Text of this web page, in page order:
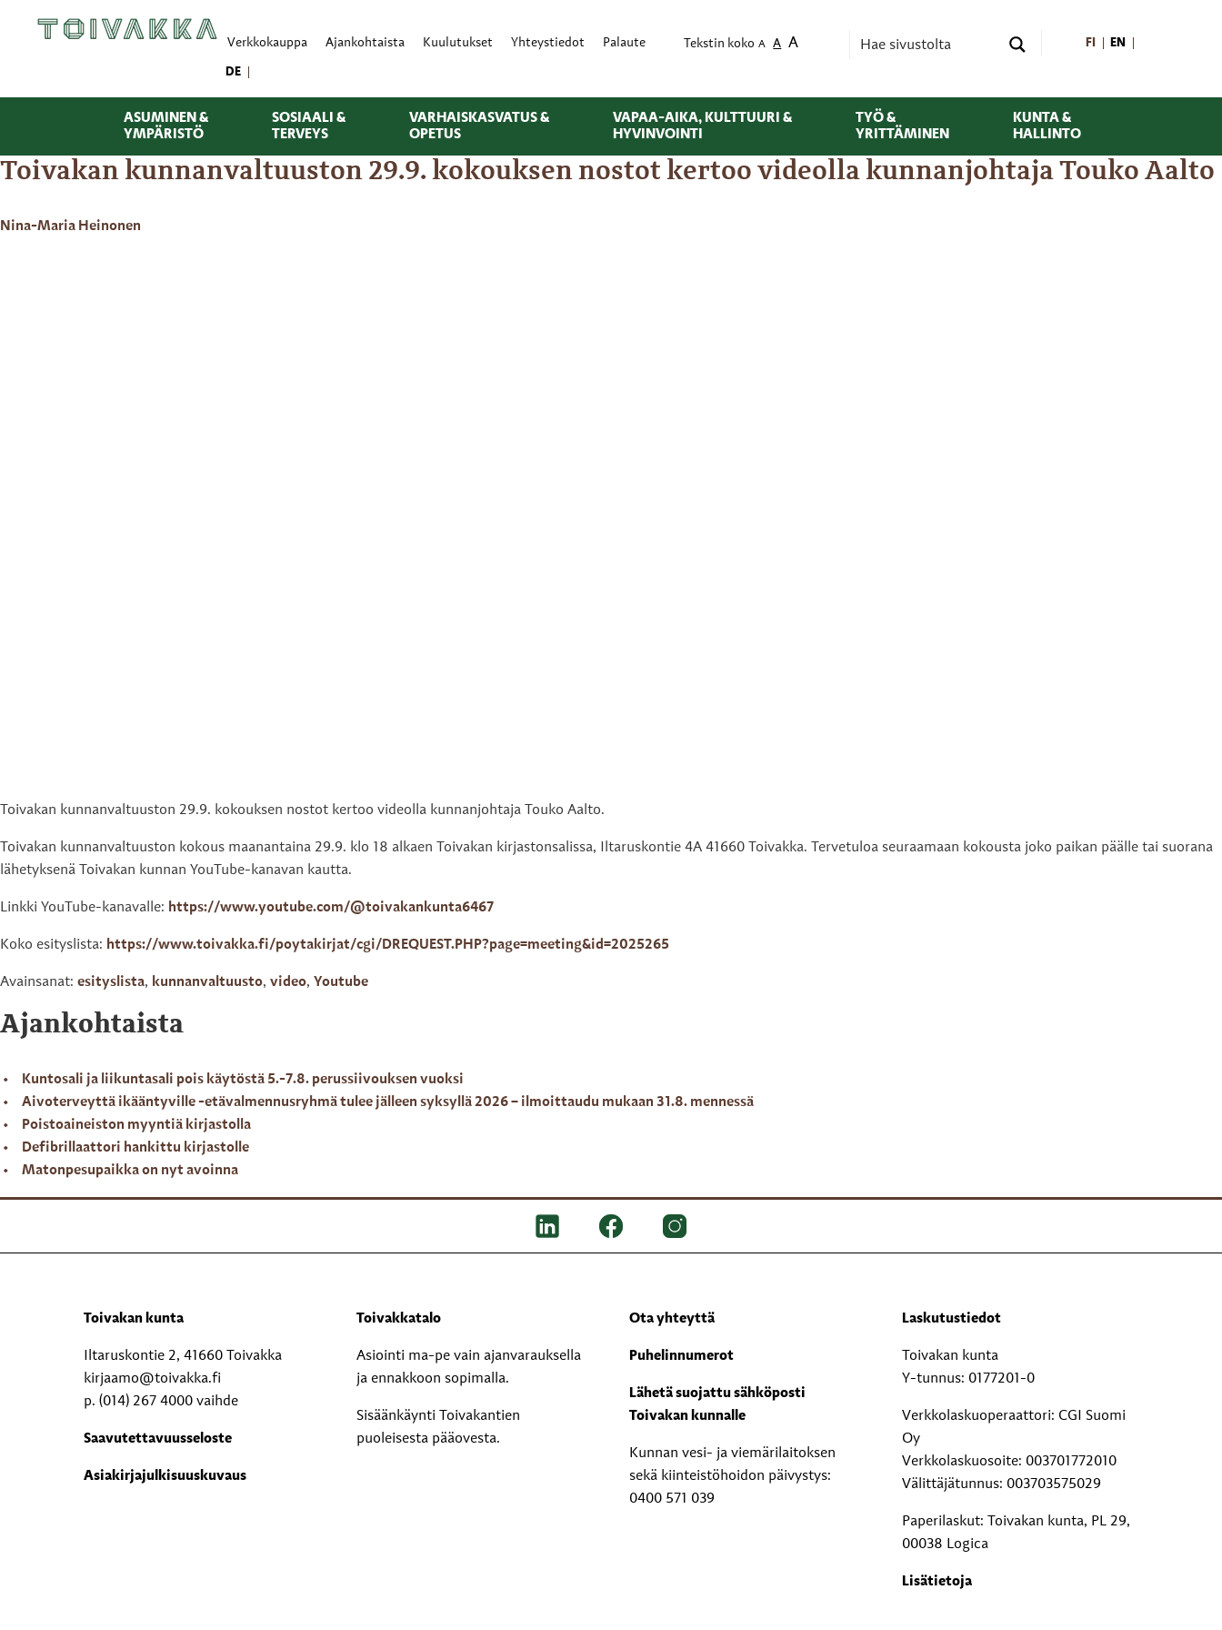
Verkkokauppa Ajankohtaista Kuulutukset Yhteystiedot Palaute Tekstin koko A A A FI EN
DE
ASUMINEN &
YMPÄRISTÖ
SOSIAALI &
TERVEYS
VARHAISKASVATUS &
OPETUS
VAPAA-AIKA, KULTTUURI &
HYVINVOINTI
TYÖ &
YRITTÄMINEN
KUNTA &
HALLINTO
Toivakan kunnanvaltuuston 29.9. kokouksen nostot kertoo videolla kunnanjohtaja Touko Aalto
Nina-Maria Heinonen
Toivakan kunnanvaltuuston 29.9. kokouksen nostot kertoo videolla kunnanjohtaja Touko Aalto.
Toivakan kunnanvaltuuston kokous maanantaina 29.9. klo 18 alkaen Toivakan kirjastonsalissa, Iltaruskontie 4A 41660 Toivakka. Tervetuloa seuraamaan kokousta joko paikan päälle tai suorana
lähetyksenä Toivakan kunnan YouTube-kanavan kautta.
Linkki YouTube-kanavalle: https://www.youtube.com/@toivakankunta6467
Koko esityslista: https://www.toivakka.fi/poytakirjat/cgi/DREQUEST.PHP?page=meeting&id=2025265
Avainsanat: esityslista, kunnanvaltuusto, video, Youtube
Ajankohtaista
Kuntosali ja liikuntasali pois käytöstä 5.-7.8. perussiivouksen vuoksi
Aivoterveyttä ikääntyville -etävalmennusryhmä tulee jälleen syksyllä 2026 – ilmoittaudu mukaan 31.8. mennessä
Poistoaineiston myyntiä kirjastolla
Defibrillaattori hankittu kirjastolle
Matonpesupaikka on nyt avoinna
Toivakan kunta
Iltaruskontie 2, 41660 Toivakka
kirjaamo@toivakka.fi
p. (014) 267 4000 vaihde
Saavutettavuusseloste
Asiakirjajulkisuuskuvaus
Toivakkatalo
Asiointi ma-pe vain ajanvarauksella
ja ennakkoon sopimalla.
Sisäänkäynti Toivakantien
puoleisesta pääovesta.
Ota yhteyttä
Puhelinnumerot
Lähetä suojattu sähköposti
Toivakan kunnalle
Kunnan vesi- ja viemärilaitoksen
sekä kiinteistöhoidon päivystys:
0400 571 039
Laskutustiedot
Toivakan kunta
Y-tunnus: 0177201-0
Verkkolaskuoperaattori: CGI Suomi
Oy
Verkkolaskuosoite: 003701772010
Välittäjätunnus: 003703575029
Paperilaskut: Toivakan kunta, PL 29,
00038 Logica
Lisätietoja